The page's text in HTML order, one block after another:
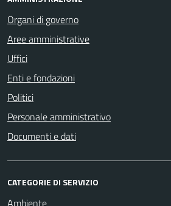
Organi di governo
Aree amministrative
Uffici
Enti e fondazioni
Politici
Personale amministrativo
Documenti e dati
CATEGORIE DI SERVIZIO
Ambiente